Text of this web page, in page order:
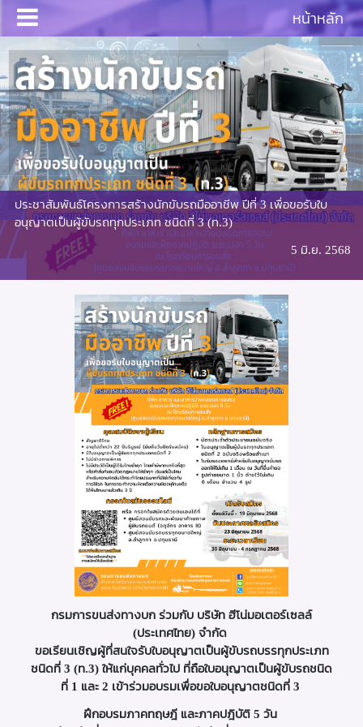
หน้าหลัก
ประชาสัมพันธ์โครงการสร้างนักขับรถมืออาชีพ ปีที่ 3 เพื่อขอรับใบ
อนุญาตเป็นผู้ขับรถทุกประเภท ชนิดที่ 3 (ท.3)
5 มิ.ย. 2568
กรมการขนส่งทางบก ร่วมกับ บริษัท ฮีโน่มอเตอร์เซลล์
(ประเทศไทย) จำกัด
ขอเรียนเชิญผู้ที่สนใจรับใบอนุญาตเป็นผู้ขับรถบรรทุกประเภท
ชนิดที่ 3 (ท.3) ให้แก่บุคคลทั่วไป ที่ถือใบอนุญาตเป็นผู้ขับรถชนิด
ที่ 1 และ 2 เข้าร่วมอบรมเพื่อขอใบอนุญาตชนิดที่ 3
ฝึกอบรมภาคทฤษฎี และภาคปฎิบัติ 5 วัน